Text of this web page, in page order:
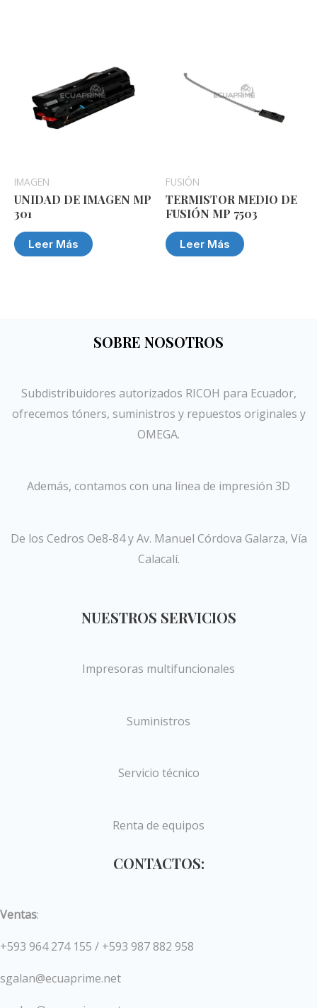
IMAGEN
UNIDAD DE IMAGEN MP
301
Leer Más
FUSIÓN
TERMISTOR MEDIO DE
FUSIÓN MP 7503
Leer Más
SOBRE NOSOTROS
Subdistribuidores autorizados RICOH para Ecuador,
ofrecemos tóners, suministros y repuestos originales y
OMEGA.
Además, contamos con una línea de impresión 3D
De los Cedros Oe8-84 y Av. Manuel Córdova Galarza, Vía
Calacalí.
NUESTROS SERVICIOS
Impresoras multifuncionales
Suministros
Servicio técnico
Renta de equipos
CONTACTOS:
Ventas:
+593 964 274 155 / +593 987 882 958
sgalan@ecuaprime.net